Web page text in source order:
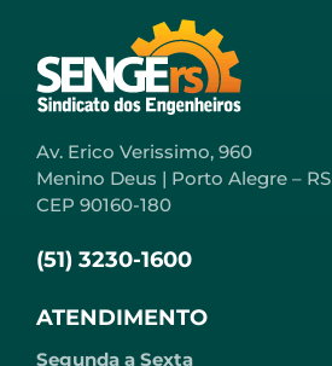
Av. Erico Verissimo, 960
Menino Deus | Porto Alegre – RS
CEP 90160-180
(51) 3230-1600
ATENDIMENTO
Segunda a Sexta